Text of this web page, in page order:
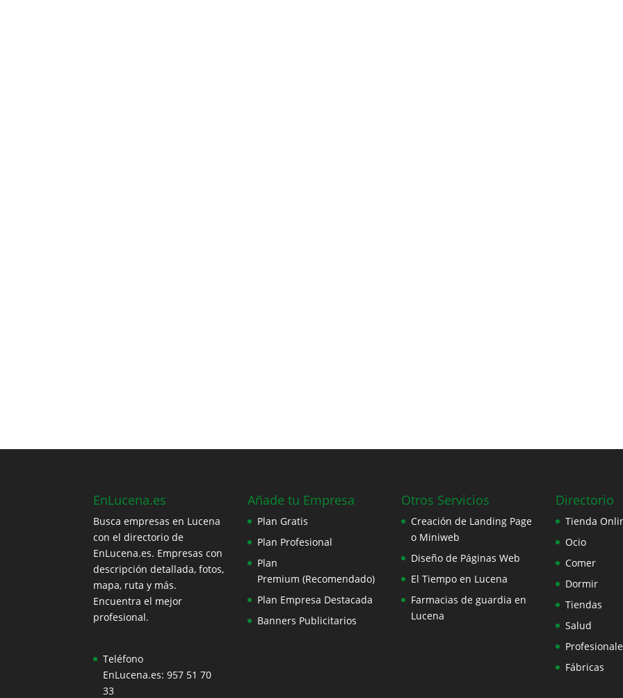
EnLucena.es
Busca empresas en Lucena
con el directorio de
EnLucena.es. Empresas con
descripción detallada, fotos,
mapa, ruta y más.
Encuentra el mejor
profesional.
Teléfono
EnLucena.es: 957 51 70
33
Añade tu Empresa
Plan Gratis
Plan Profesional
Plan
Premium (Recomendado)
Plan Empresa Destacada
Banners Publicitarios
Otros Servicios
Creación de Landing Page
o Miniweb
Diseño de Páginas Web
El Tiempo en Lucena
Farmacias de guardia en
Lucena
Directorio
Tienda
Ocio
Comer
Dormir
Tiendas
Salud
Fábricas